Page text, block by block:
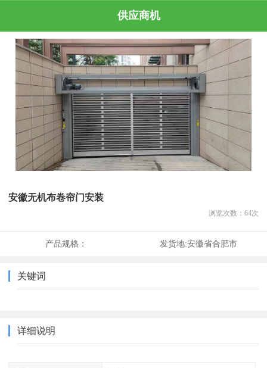
供应商机
安徽无机布卷帘门安装
浏览次数： 64次
产品规格： 发货地:安徽省合肥市
关键词
详细说明